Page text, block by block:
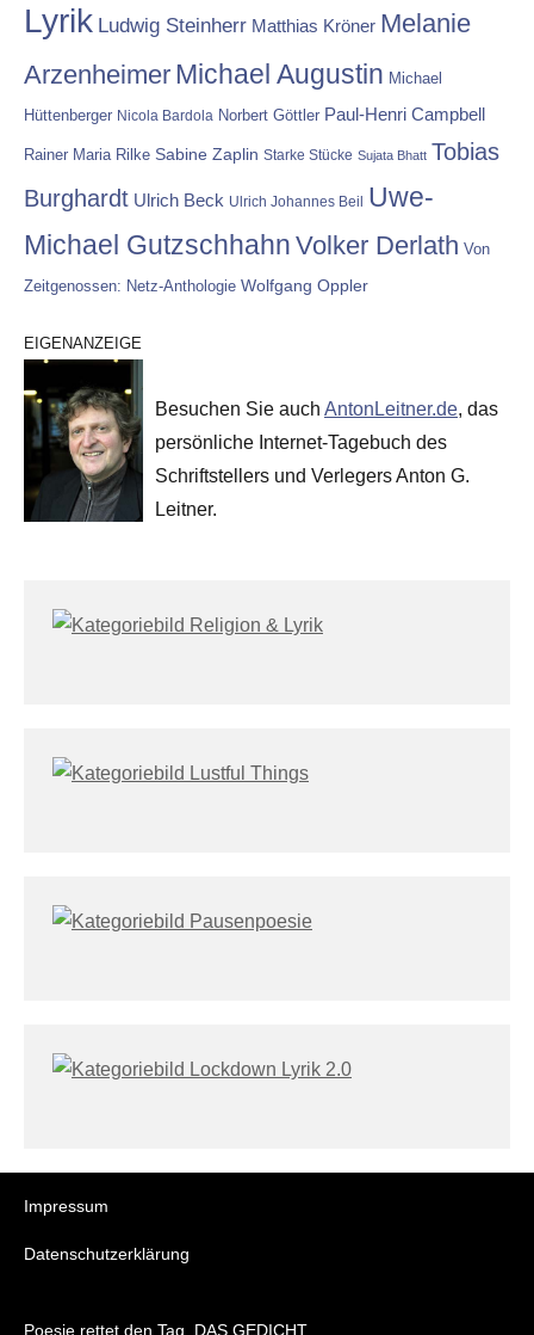
Lyrik Ludwig Steinherr Matthias Kröner Melanie
Arzenheimer Michael Augustin Michael
Hüttenberger Nicola Bardola Norbert Göttler Paul-Henri Campbell
Rainer Maria Rilke Sabine Zaplin Starke Stücke Sujata Bhatt Tobias
Burghardt Ulrich Beck Ulrich Johannes Beil Uwe-
Michael Gutzschhahn Volker Derlath Von
Zeitgenossen: Netz-Anthologie Wolfgang Oppler
EIGENANZEIGE
Besuchen Sie auch AntonLeitner.de, das
persönliche Internet-Tagebuch des
Schriftstellers und Verlegers Anton G.
Leitner.
Impressum
Datenschutzerklärung
Poesie rettet den Tag. DAS GEDICHT